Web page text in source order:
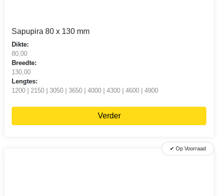
Sapupira 80 x 130 mm
Dikte:
80,00
Breedte:
130,00
Lengtes:
1200 | 2150 | 3050 | 3650 | 4000 | 4300 | 4600 | 4900
Verder
✔ Op Voorraad